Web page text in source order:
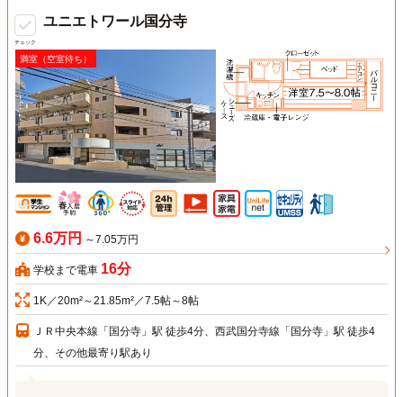
チェック
ユニエトワール国分寺
満室（空室待ち）
6.6万円 ～7.05万円
学校まで電車 16分
1K／20m²～21.85m²／7.5帖～8帖
ＪＲ中央本線「国分寺」駅 徒歩4分、西武国分寺線「国分寺」駅 徒歩4
分、その他最寄り駅あり